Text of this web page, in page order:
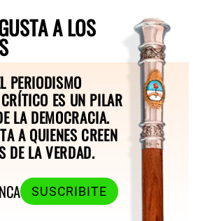
A LOS
PERIODISMO
ES UN PILAR
LA DEMOCRACIA.
A QUIENES CREEN
DE LA VERDAD.
SUSCRIBITE